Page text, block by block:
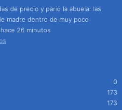
de precio y parió la abuela: las
madre dentro de muy poco
hace 26 minutos
0
173
173